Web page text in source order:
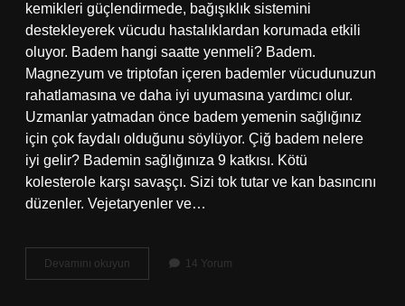
kemikleri güçlendirmede, bağışıklık sistemini
destekleyerek vücudu hastalıklardan korumada etkili
oluyor. Badem hangi saatte yenmeli? Badem.
Magnezyum ve triptofan içeren bademler vücudunuzun
rahatlamasına ve daha iyi uyumasına yardımcı olur.
Uzmanlar yatmadan önce badem yemenin sağlığınız
için çok faydalı olduğunu söylüyor. Çiğ badem nelere
iyi gelir? Bademin sağlığınıza 9 katkısı. Kötü
kolesterole karşı savaşçı. Sizi tok tutar ve kan basıncını
düzenler. Vejetaryenler ve…
Devamını okuyun
Kaç
14 Yorum